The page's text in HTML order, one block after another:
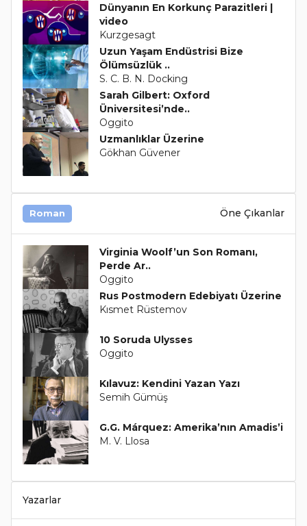
Dünyanın En Korkunç Parazitleri |
video
Kurzgesagt
Uzun Yaşam Endüstrisi Bize
Ölümsüzlük ..
S. C. B. N. Docking
Sarah Gilbert: Oxford
Üniversitesi’nde..
Oggito
Uzmanlıklar Üzerine
Gökhan Güvener
Roman Öne Çıkanlar
Virginia Woolf’un Son Romanı,
Perde Ar..
Oggito
Rus Postmodern Edebiyatı Üzerine
Kısmet Rüstemov
10 Soruda Ulysses
Oggito
Kılavuz: Kendini Yazan Yazı
Semih Gümüş
G.G. Márquez: Amerika’nın Amadis’i
M. V. Llosa
Yazarlar